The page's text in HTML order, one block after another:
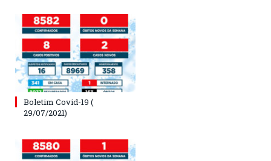
Boletim Covid-19 (
29/07/2021)